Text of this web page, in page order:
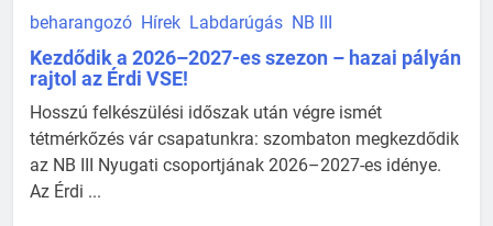
beharangozó Hírek Labdarúgás NB III
Kezdődik a 2026–2027-es szezon – hazai pályán
rajtol az Érdi VSE!
Hosszú felkészülési időszak után végre ismét
tétmérkőzés vár csapatunkra: szombaton megkezdődik
az NB III Nyugati csoportjának 2026–2027-es idénye.
Az Érdi ...